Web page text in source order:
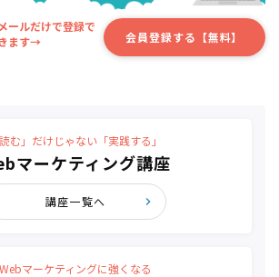
メールだけで登録で
ます→
会員登録する【無料】
読む」だけじゃない「実践する」
マーケティング講座
講座一覧へ
Webマーケティングに強くなる